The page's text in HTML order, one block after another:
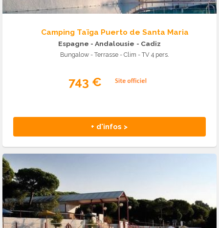
Camping Taïga Puerto de Santa Maria
Espagne - Andalousie - Cadiz
Bungalow - Terrasse - Clim - TV 4 pers.
743 €
+ d'infos >